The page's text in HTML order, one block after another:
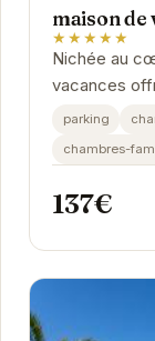
maison de
★★★★★
Nichée au
vacances
Ses
parking
chambres-
137€